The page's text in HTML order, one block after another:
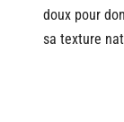
doux pour
sa texture